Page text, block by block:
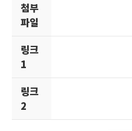
첨부
파일
링크
1
링크
2